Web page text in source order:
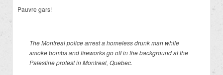
Pauvre gars!
The Montreal police arrest a homeless drunk man while
smoke bombs and fireworks go off in the background at the
Palestine protest in Montreal, Quebec.